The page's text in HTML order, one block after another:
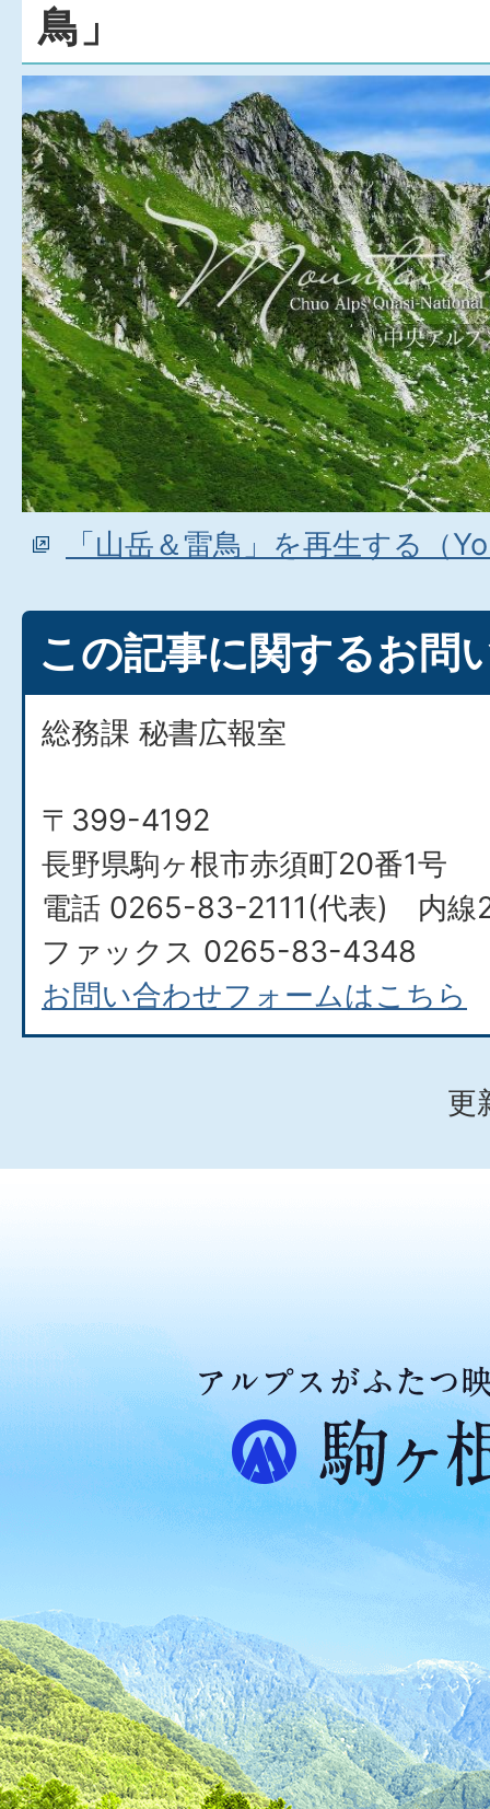
鳥」
「山岳＆雷鳥」を再生する（
この記事に関するお問
総務課 秘書広報室
〒399-4192
長野県駒ヶ根市赤須町20番1号
電話 0265-83-2111(代表) 内線
ファックス 0265-83-4348
お問い合わせフォームはこちら
更
ア
ル
プ
ス
が
た
つ
映
え